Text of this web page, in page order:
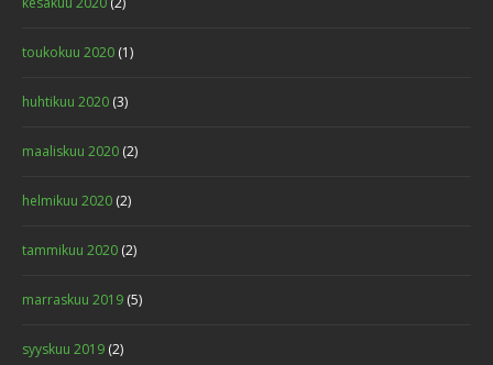
toukokuu 2020 (1)
huhtikuu 2020 (3)
maaliskuu 2020 (2)
helmikuu 2020 (2)
tammikuu 2020 (2)
marraskuu 2019 (5)
syyskuu 2019 (2)